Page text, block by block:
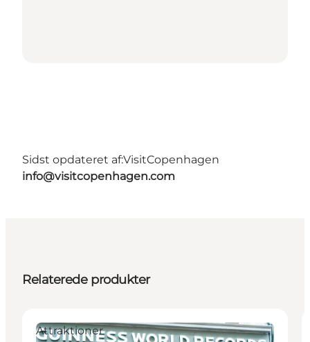
Sidst opdateret af:VisitCopenhagen
info@visitcopenhagen.com
Relaterede produkter
Attraktioner